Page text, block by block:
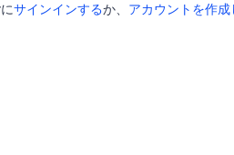
サインインするか、 アカウントを作成